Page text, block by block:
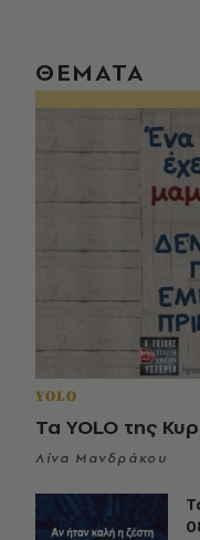
ΘΕΜΑΤΑ
YOLO
Τα YOLO της
Λίνα Μανδράκου